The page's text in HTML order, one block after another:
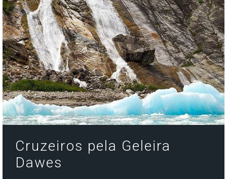
Cruzeiros pela Geleira
Dawes